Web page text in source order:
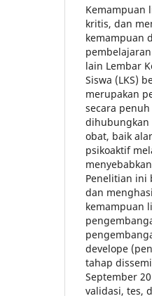
Kemampuan
kritis, dan
kemampuan
lain Lembar
Siswa (LKS)
merupakan
secara
dihubungkan
obat, baik
psikoaktif
Penelitian ini
dan
kemampuan
develope
tahap
September
validasi, tes,